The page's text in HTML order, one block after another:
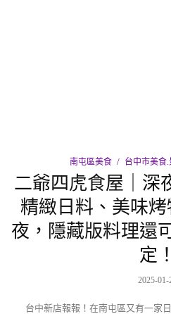
南屯區美食 台中市美食
二爺四虎食屋｜深
精緻日料、美味
夜，隱藏版料理還
定！
2025-01-
台中新店報報！在南屯區又有一家